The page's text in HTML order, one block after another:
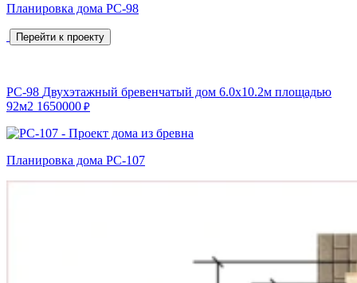
Планировка дома РС-98
Перейти к проекту
РС-98 Двухэтажный бревенчатый дом 6.0х10.2м площадью
92м2 1650000 ₽
Планировка дома РС-107